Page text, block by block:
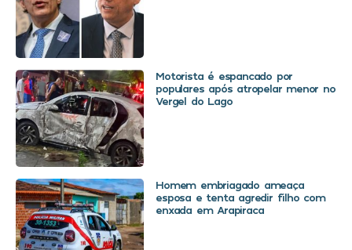
Motorista é espancado por
populares após atropelar menor no
Vergel do Lago
Homem embriagado ameaça
esposa e tenta agredir filho com
enxada em Arapiraca